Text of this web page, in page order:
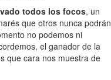
todos los focos, un
que otros nunca podrán
no podemos ni
el ganador de la
que cara nos muestra de